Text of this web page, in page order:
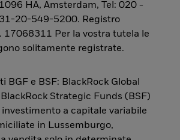
HA, Amsterdam, Tel: 020 -
20-549-5200. Registro
17068311 Per la vostra tutela le
solitamente registrate.
BGF e BSF: BlackRock Global
Strategic Funds (BSF)
a capitale variabile
in Lussemburgo,